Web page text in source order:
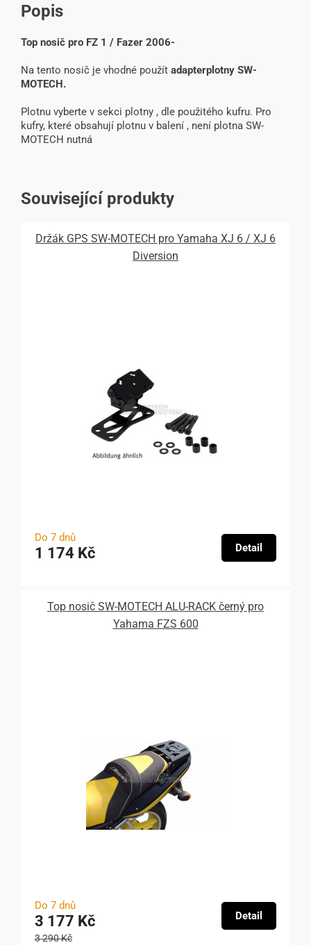
Popis
Top nosič pro FZ 1 / Fazer 2006-
Na tento nosič je vhodné použít adapterplotny SW-
MOTECH.
Plotnu vyberte v sekci plotny , dle použitého kufru. Pro
kufry, které obsahují plotnu v balení , není plotna SW-
MOTECH nutná
Související produkty
Držák GPS SW-MOTECH pro Yamaha XJ 6 / XJ 6
Diversion
Do 7 dnů
1 174 Kč Detail
Top nosič SW-MOTECH ALU-RACK černý pro
Yahama FZS 600
Do 7 dnů
3 177 Kč
3 290 Kč
Detail